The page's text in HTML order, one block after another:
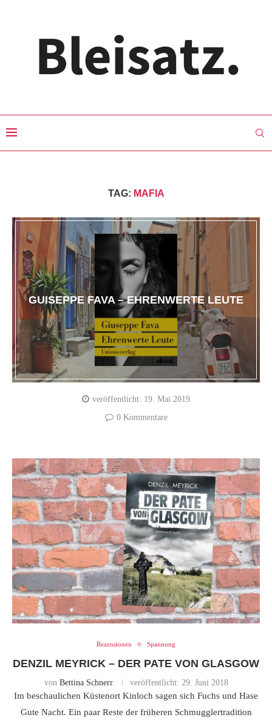
TAG: MAFIA
GUISEPPE FAVA – EHRENWERTE LEUTE
veröffentlicht: 19. Mai 2019
0 Kommentare
Rezensionen Spannung
DENZIL MEYRICK – DER PATE VON GLASGOW
von Bettina Schnerr veröffentlicht: 29. Juni 2018
Im beschaulichen Küstenort Kinloch sagen sich Fuchs und Hase
Gute Nacht. Ein paar Reste der früheren Schmugglertradition